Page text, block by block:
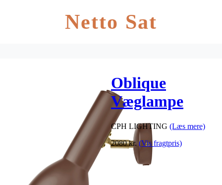
Netto Sat
Oblique
Væglampe
Messing,
teglrød
CPH LIGHTING (Læs mere)
2080 kr. (Vis fragtpris)